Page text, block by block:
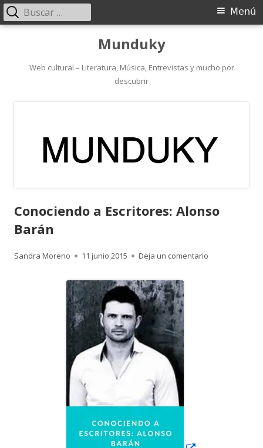
contenido
Munduky
Web cultural – Literatura, Música, Entrevistas y mucho por
descubrir
Menú
Menú
Buscar:
Conociendo a Escritores: Alonso
Barán
Autor
Sandra Moreno
Publicado
11 junio 2015 Deja un comentario